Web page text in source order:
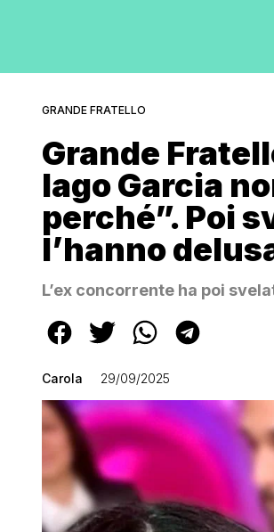
GRANDE FRATELLO
Grande
Iago Garcia
perché”. Poi
l’hanno
L’ex concorrente ha poi
Carola 29/09/2025